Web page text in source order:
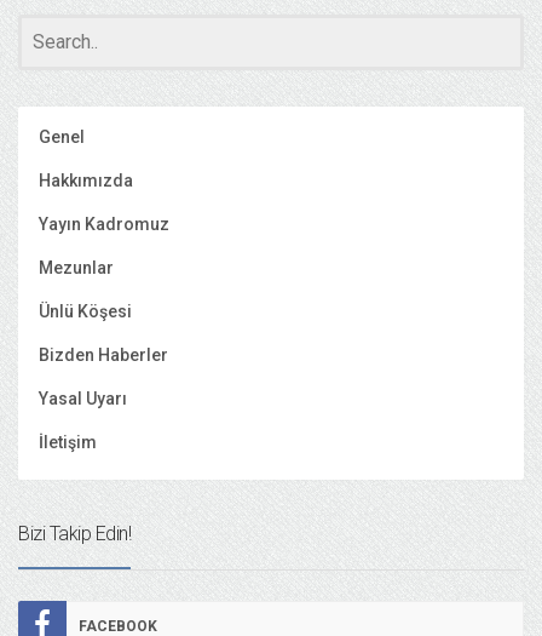
Genel
Hakkımızda
Yayın Kadromuz
Mezunlar
Ünlü Köşesi
Bizden Haberler
Yasal Uyarı
İletişim
Bizi Takip Edin!
FACEBOOK